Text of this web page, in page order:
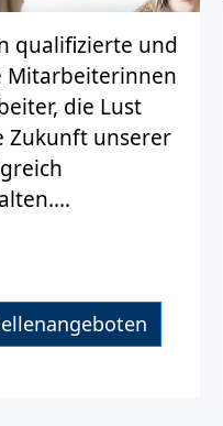
qualifizierte und
Mitarbeiterinnen
die Lust
Zukunft unserer